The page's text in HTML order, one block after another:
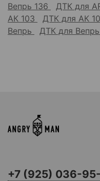
Вепрь 136
ДТК для
АК 103
ДТК для АК
Вепрь
ДТК для Вепрь
+7 (925) 036-